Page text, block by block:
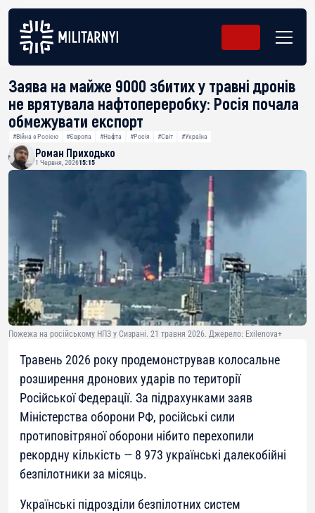
Заява на майже 9000 збитих у травні дронів
не врятувала нафтопереробку: Росія почала
обмежувати експорт
#Війна з Росією #Європа #Нафта #Росія #Світ #Україна
Роман Приходько
1 Червня, 202615:15
Пожежа на російському НПЗ у Сизрані. 21 травня 2026. Джерело: Exilenova+
Травень 2026 року продемонстрував колосальне
розширення дронових ударів по території
Російської Федерації. За підрахунками заяв
Міністерства оборони РФ, російські сили
протиповітряної оборони нібито перехопили
рекордну кількість — 8 973 українські далекобійні
безпілотники за місяць.
Українські підрозділи безпілотних систем